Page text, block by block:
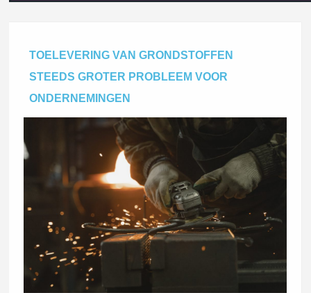
TOELEVERING VAN GRONDSTOFFEN
STEEDS GROTER PROBLEEM VOOR
ONDERNEMINGEN